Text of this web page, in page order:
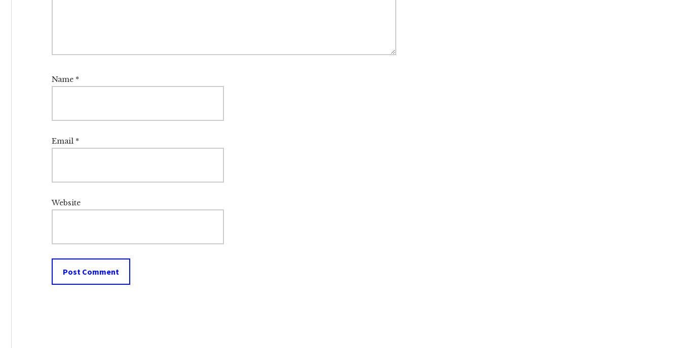
Name *
Email *
Website